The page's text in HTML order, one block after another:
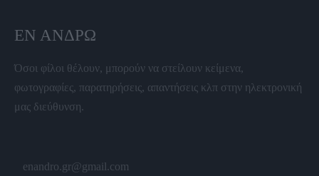
ΕΝ ΆΝΔΡΩ
Όσοι φίλοι θέλουν, μπορούν να στείλουν κείμενα,
φωτογραφίες, παρατηρήσεις, απαντήσεις κλπ στην ηλεκτρονική
μας διεύθυνση.
enandro.gr@gmail.com